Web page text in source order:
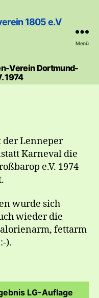
Menü
Verein Dortmund-
1974
der Lenneper
Karneval die
e.V. 1974
wurde sich
wieder die
fettarm
).
LG-Auflage